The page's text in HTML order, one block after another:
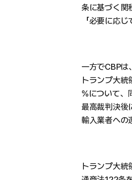
条に基づく関
「必要に応
一方でCBPは、
トランプ大
%について、
最高裁判決後
輸入業者への
トランプ大